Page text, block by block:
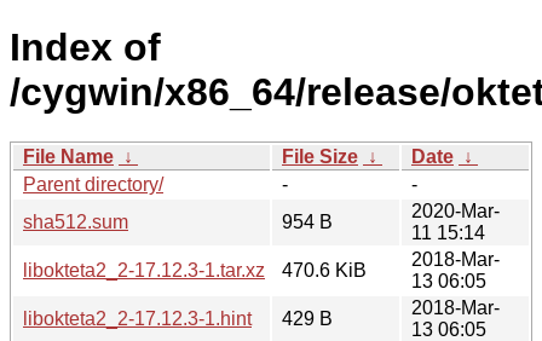
Index of
/cygwin/x86_64/release/
File Name ↓ File Size ↓ Date ↓
Parent directory/
-
-
sha512.sum
954 B
2020-Mar-
11 15:14
libokteta2_2-17.12.3-1.tar.xz
470.6 KiB
2018-Mar-
13 06:05
libokteta2_2-17.12.3-1.hint
429 B
2018-Mar-
13 06:05